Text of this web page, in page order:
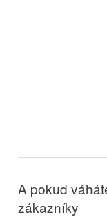
A pokud
zákazníky